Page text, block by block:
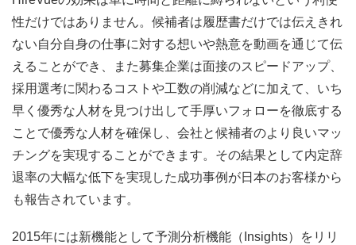
性だけではありません。候補者は履歴書だけでは伝えきれ
ない自分自身の仕事に対する想いや熱意を動画を通じて伝
えることができ、また募集企業は面接のスピードアップ、
採用選考に関わるコストや工数の削減などに加えて、いち
早く優秀な人材を見つけ出して手厚いフォローを徹底する
ことで優秀な人材を確保し、会社と候補者のより良いマッ
チングを実現することができます。その結果として内定辞
退率の大幅な低下を実現した成功事例が日本のお客様から
も報告されています。
2015年には新機能として予測分析機能（ Insights）をリリ